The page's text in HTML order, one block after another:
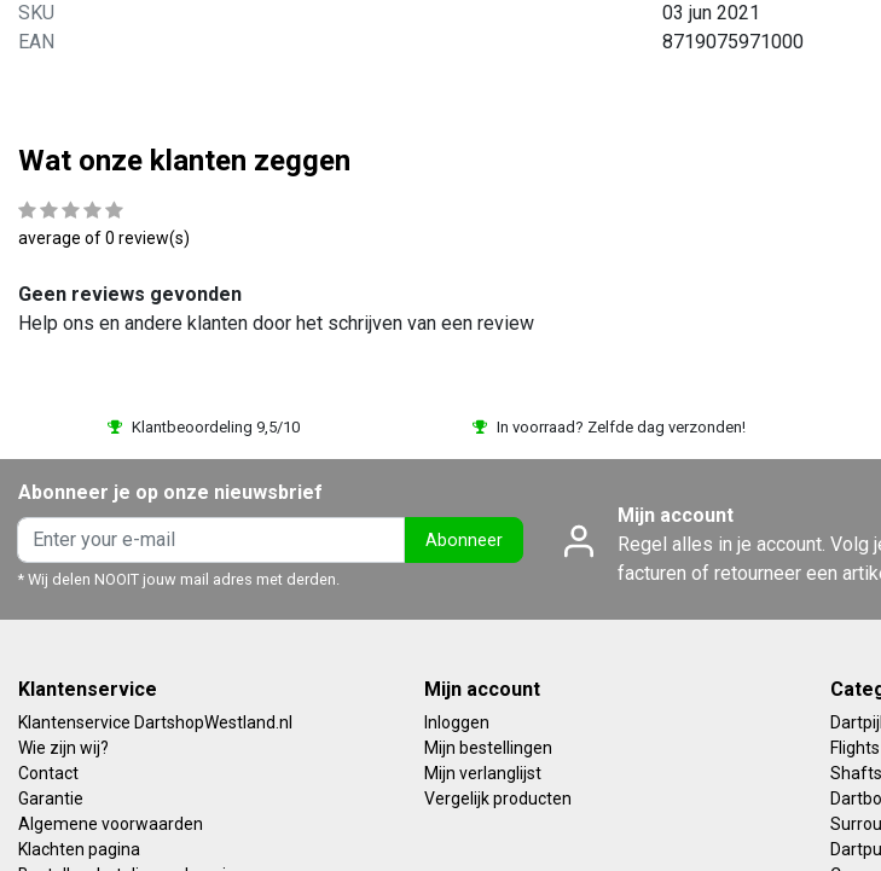
SKU
03 jun 2021
EAN
8719075971000
Wat onze klanten zeggen
average of 0 review(s)
Geen reviews gevonden
Help ons en andere klanten door het schrijven van een review
Klantbeoordeling 9,5/10 In voorraad? Zelfde dag verzonden!
Abonneer je op onze nieuwsbrief
Abonneer
* Wij delen NOOIT jouw mail adres met derden.
Mijn account
Regel alles in je account. Volg
facturen of retourneer een
Klantenservice
Klantenservice DartshopWestland.nl
Wie zijn wij?
Contact
Garantie
Algemene voorwaarden
Klachten pagina
Mijn account
Inloggen
Mijn bestellingen
Mijn verlanglijst
Vergelijk producten
Flights
Shafts